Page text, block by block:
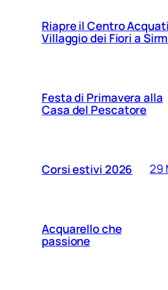
Riapre il Centro
Villaggio dei Fiori a
Festa di Primavera alla
Casa del Pescatore
Corsi estivi 2026 29
Acquarello che
passione